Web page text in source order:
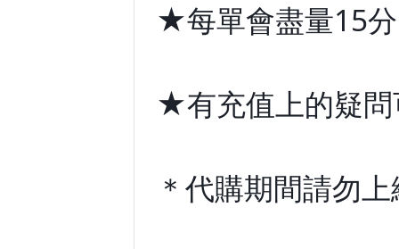
★每單會盡量15
★有充值上的疑
＊代購期間請勿